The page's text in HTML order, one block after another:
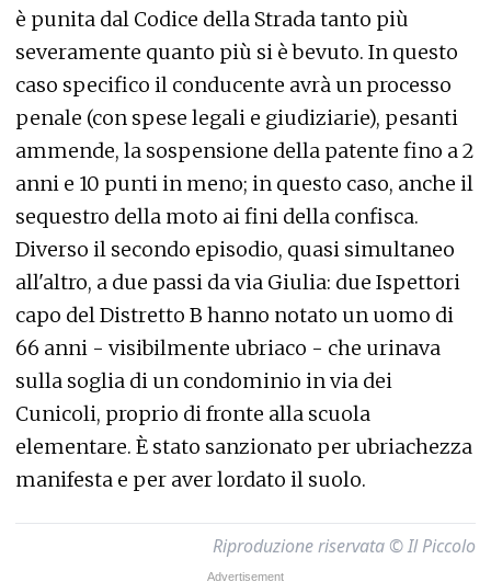
è punita dal Codice della Strada tanto più
severamente quanto più si è bevuto. In questo
caso specifico il conducente avrà un processo
penale (con spese legali e giudiziarie), pesanti
ammende, la sospensione della patente fino a 2
anni e 10 punti in meno; in questo caso, anche il
sequestro della moto ai fini della confisca.
Diverso il secondo episodio, quasi simultaneo
all'altro, a due passi da via Giulia: due Ispettori
capo del Distretto B hanno notato un uomo di
66 anni - visibilmente ubriaco - che urinava
sulla soglia di un condominio in via dei
Cunicoli, proprio di fronte alla scuola
elementare. È stato sanzionato per ubriachezza
manifesta e per aver lordato il suolo.
Riproduzione riservata © Il Piccolo